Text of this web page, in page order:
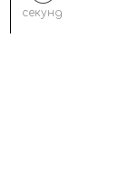
секунд